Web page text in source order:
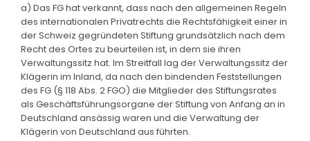
a) Das FG hat verkannt, dass nach den allgemeinen Regeln
des internationalen Privatrechts die Rechtsfähigkeit einer in
der Schweiz gegründeten Stiftung grundsätzlich nach dem
Recht des Ortes zu beurteilen ist, in dem sie ihren
Verwaltungssitz hat. Im Streitfall lag der Verwaltungssitz der
Klägerin im Inland, da nach den bindenden Feststellungen
des FG (§ 118 Abs. 2 FGO) die Mitglieder des Stiftungsrates
als Geschäftsführungsorgane der Stiftung von Anfang an in
Deutschland ansässig waren und die Verwaltung der
Klägerin von Deutschland aus führten.